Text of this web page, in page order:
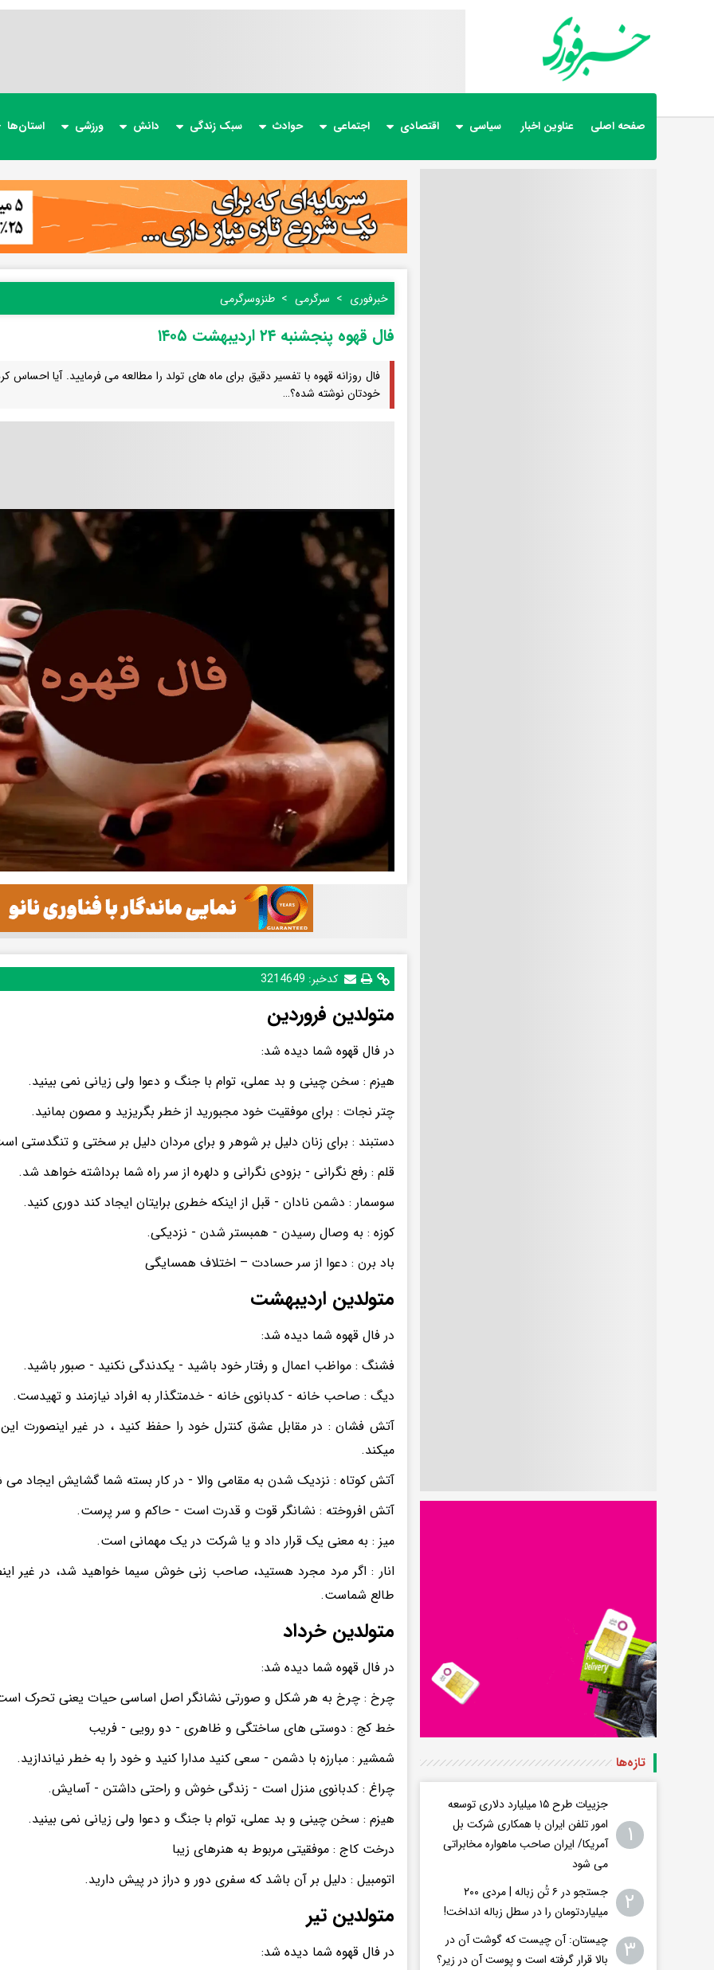
صفحه اصلی عناوین اخبار سیاسی اقتصادی اجتماعی حوادث سبک زندگی دانش ورزشی استان‌ها
خبرفوری سرگرمی طنز‌و‌سرگرمی
فال قهوه پنجشنبه ۲۴ اردیبهشت ۱۴۰۵
فال روزانه قهوه با تفسیر دقیق برای ماه های تولد را مطالعه می فرمایید. آیا احساس
خودتان نوشته شده؟…
کدخبر: 3214649
متولدین فروردین
در فال قهوه شما دیده شد:
هیزم : سخن چینی و بد عملی، توام با جنگ و دعوا ولی زیانی نمی بینید.
چتر نجات : برای موفقیت خود مجبورید از خطر بگریزید و مصون بمانید.
دستبند : برای زنان دلیل بر شوهر و برای مردان دلیل بر سختی و تنگدستی
قلم : رفع نگرانی - بزودی نگرانی و دلهره از سر راه شما برداشته خواهد شد.
سوسمار : دشمن نادان - قبل از اینکه خطری برایتان ایجاد کند دوری کنید.
کوزه : به وصال رسیدن - همبستر شدن - نزدیکی.
باد برن : دعوا از سر حسادت – اختلاف همسایگی
متولدین اردیبهشت
در فال قهوه شما دیده شد:
فشنگ : مواظب اعمال و رفتار خود باشید - یکدندگی نکنید - صبور باشید.
دیگ : صاحب خانه - کدبانوی خانه - خدمتگذار به افراد نیازمند و تهیدست.
آتش فشان : در مقابل عشق کنترل خود را حفظ کنید ، در غیر اینصورت
میکند.
آتش کوتاه : نزدیک شدن به مقامی والا - در کار بسته شما گشایش ایجاد
آتش افروخته : نشانگر قوت و قدرت است - حاکم و سر پرست.
میز : به معنی یک قرار داد و یا شرکت در یک مهمانی است.
انار : اگر مرد مجرد هستید، صاحب زنی خوش سیما خواهید شد، در غیر
طالع شماست.
متولدین خرداد
در فال قهوه شما دیده شد:
چرخ : چرخ به هر شکل و صورتی نشانگر اصل اساسی حیات یعنی تحرک
خط کج : دوستی های ساختگی و ظاهری - دو رویی - فریب
شمشیر : مبارزه با دشمن - سعی کنید مدارا کنید و خود را به خطر نیاندازید.
چراغ : کدبانوی منزل است - زندگی خوش و راحتی داشتن - آسایش.
هیزم : سخن چینی و بد عملی، توام با جنگ و دعوا ولی زیانی نمی بینید.
درخت کاج : موفقیتی مربوط به هنرهای زیبا
اتومبیل : دلیل بر آن باشد که سفری دور و دراز در پیش دارید.
متولدین تیر
در فال قهوه شما دیده شد:
تازه‌ها
۱
جزییات طرح ۱۵ میلیارد دلاری توسعه
امور تلفن ایران با همکاری شرکت بل
آمریکا/ ایران صاحب ماهواره مخابراتی
می شود
۲
جستجو در ۶ تُن زباله | مردی ۲۰۰
میلیاردتومان را در سطل زباله انداخت!
۳
چیستان: آن چیست که گوشت آن در
بالا قرار گرفته است و پوست آن در زیر؟